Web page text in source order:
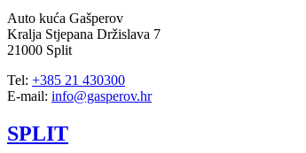
Auto kuća Gašperov
Kralja Stjepana Držislava 7
21000 Split
Tel: +385 21 430300
E-mail: info@gasperov.hr
SPLIT